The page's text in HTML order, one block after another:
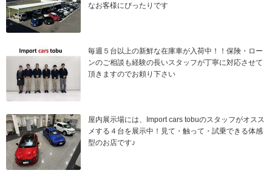
なお客様にぴったりです
毎週５台以上の新鮮な在庫車が入荷中！！保険・ロー
ンのご相談も経験の長いスタッフが丁寧に対応させて
頂きますのでお頼り下さい
屋内展示場には、Import cars tobuのスタッフがオスス
メする４台を展示中！見て・触って・試乗できる体感
型のお店です♪